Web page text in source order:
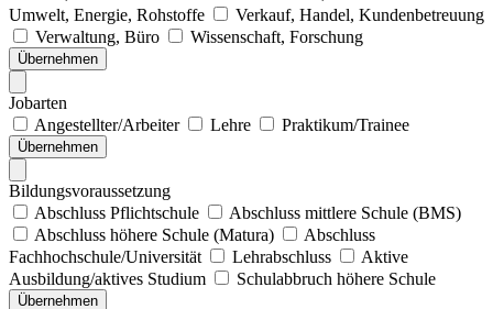
Umwelt, Energie, Rohstoffe
Verkauf, Handel, Kundenbetreuung
Verwaltung, Büro
Wissenschaft, Forschung
Übernehmen
Jobarten
Angestellter/Arbeiter
Lehre Praktikum/Trainee
Übernehmen
Bildungsvoraussetzung
Abschluss Pflichtschule
Abschluss mittlere Schule (BMS)
Abschluss höhere Schule (Matura)
Abschluss
Fachhochschule/Universität
Lehrabschluss
Aktive
Ausbildung/aktives Studium
Schulabbruch höhere Schule
Übernehmen